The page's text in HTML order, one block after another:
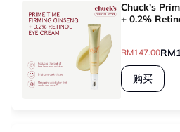
Chuck's
+ 0.2%
RM147.00
购买